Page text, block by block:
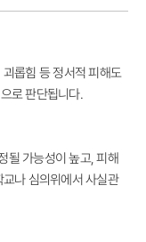
롭힘 등 정서적 피해도
로 판단됩니다.
될 가능성이 높고, 피해
나 심의위에서 사실관